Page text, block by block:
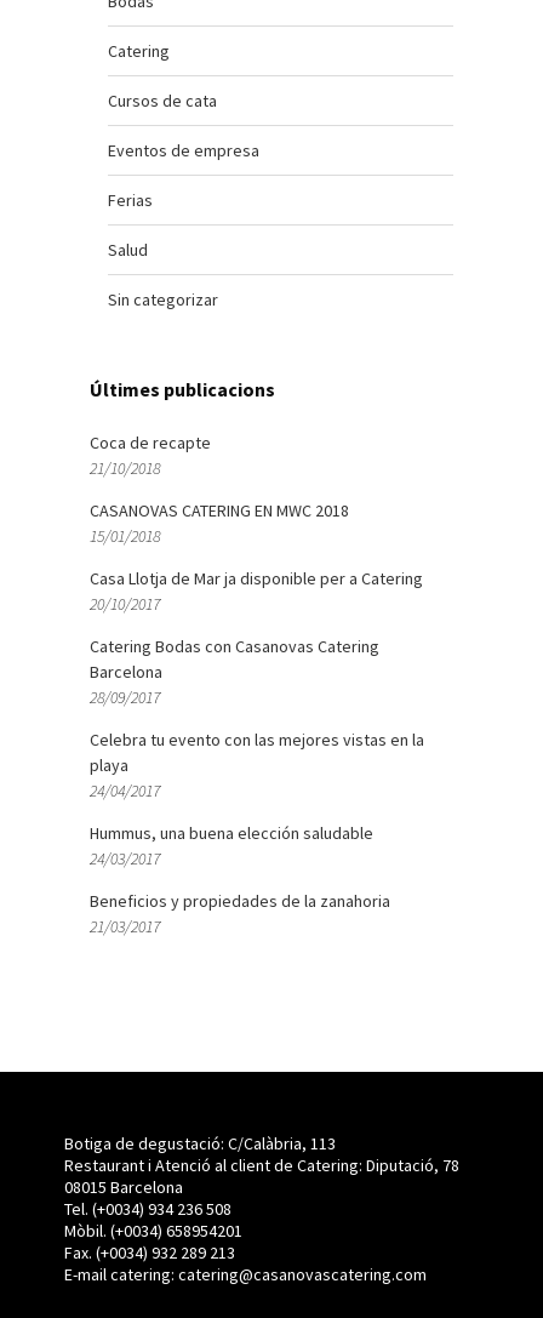
Catering
Cursos de cata
Eventos de empresa
Ferias
Salud
Sin categorizar
Últimes publicacions
Coca de recapte
21/10/2018
CASANOVAS CATERING EN MWC 2018
15/01/2018
Casa Llotja de Mar ja disponible per a Catering
20/10/2017
Catering Bodas con Casanovas Catering
Barcelona
28/09/2017
Celebra tu evento con las mejores vistas en la
playa
24/04/2017
Hummus, una buena elección saludable
24/03/2017
Beneficios y propiedades de la zanahoria
21/03/2017
Botiga de degustació: C/Calàbria, 113
Restaurant i Atenció al client de Catering: Diputació, 78
08015 Barcelona
Tel. (+0034) 934 236 508
Mòbil. (+0034) 658954201
Fax. (+0034) 932 289 213
E-mail catering: catering@casanovascatering.com